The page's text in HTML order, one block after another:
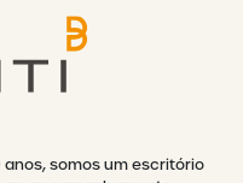
anos, somos um escritório